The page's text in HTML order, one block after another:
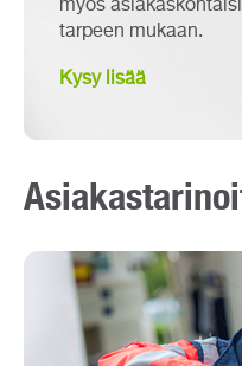
myös
tarpeen mukaan.
Kysy lisää